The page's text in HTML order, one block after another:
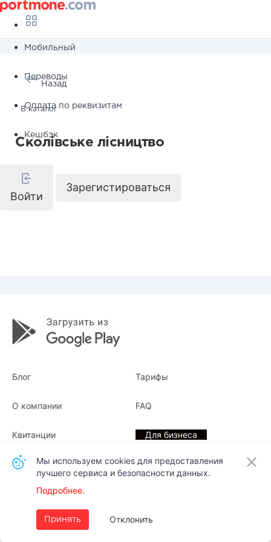
Мобильный
Переводы
Оплата по реквизитам
Кешбэк
Войти
Зарегистироваться
Назад
В каталог
Сколівське лісництво
Блог Тарифы
О компании
Квитанции
FAQ
Контакты
Для бизнеса
Русский
Мы используем cookies для предоставления
лучшего сервиса и безопасности данных.
Подробнее.
Принять Отклонить